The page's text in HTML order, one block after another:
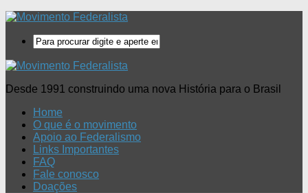
Desde 1991 construindo uma nova História para o Brasil
Home
O que é o movimento
Apoio ao Federalismo
Links Importantes
FAQ
Fale conosco
Doações